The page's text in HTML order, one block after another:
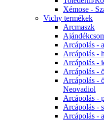
Xémose -
Vichy termékek
Arcmaszk
Arcápolás -
Arcápolás -
Arcápolás -
Arcápolás -
Arcápolás -
Neovadiol
Arcápolás -
Arcápolás -
Arcápolás -